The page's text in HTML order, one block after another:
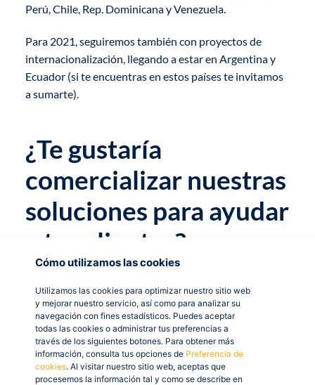
Cómo utilizamos las cookies
Utilizamos las cookies para optimizar nuestro sitio web
y mejorar nuestro servicio, así como para analizar su
navegación con fines estadísticos. Puedes aceptar
todas las cookies o administrar tus preferencias a
través de los siguientes botones. Para obtener más
información, consulta tus opciones de Preferencia de
cookies. Al visitar nuestro sitio web, aceptas que
procesemos la información tal y como se describe en
Perú, Chile, Rep. Dominicana y Venezuela.
Para 2021, seguiremos también con proyectos de
internacionalización, llegando a estar en Argentina y
Ecuador (si te encuentras en estos países te invitamos
a sumarte).
¿Te gustaría
comercializar nuestras
soluciones para ayudar
a tus clientes?
¿Quieres formar parte
de nuestra Red de
Partners? Contacta
con nosotros.